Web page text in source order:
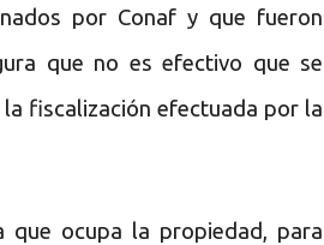
por Conaf y que fueron
que no es efectivo que se
fiscalización efectuada por la
que ocupa la propiedad, para